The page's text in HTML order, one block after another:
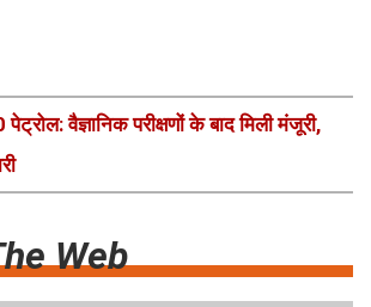
पेट्रोल: वैज्ञानिक परीक्षणों के बाद मिली मंजूरी,
Web